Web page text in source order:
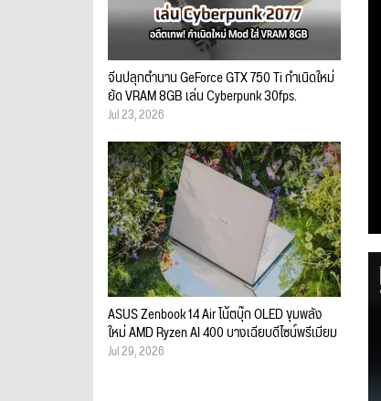
จีนปลุกตำนาน GeForce GTX 750 Ti กำเนิดใหม่
ยัด VRAM 8GB เล่น Cyberpunk 30fps.
Jul 23, 2026
ASUS Zenbook 14 Air โน้ตบุ๊ก OLED ขุมพลัง
ใหม่ AMD Ryzen AI 400 บางเฉียบดีไซน์พรีเมียม
Jul 29, 2026